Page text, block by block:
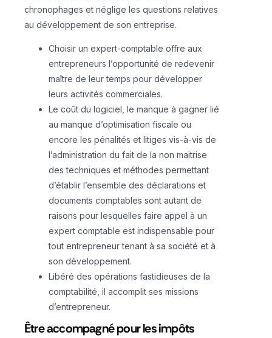
chronophages et néglige les questions relatives
au développement de son entreprise.
Choisir un expert-comptable offre aux
entrepreneurs l’opportunité de redevenir
maître de leur temps pour développer
leurs activités commerciales.
Le coût du logiciel, le manque à gagner lié
au manque d’optimisation fiscale ou
encore les pénalités et litiges vis-à-vis de
l’administration du fait de la non maitrise
des techniques et méthodes permettant
d’établir l’ensemble des déclarations et
documents comptables sont autant de
raisons pour lesquelles faire appel à un
expert comptable est indispensable pour
tout entrepreneur tenant à sa société et à
son développement.
Libéré des opérations fastidieuses de la
comptabilité, il accomplit ses missions
d’entrepreneur.
Être accompagné pour les impôts